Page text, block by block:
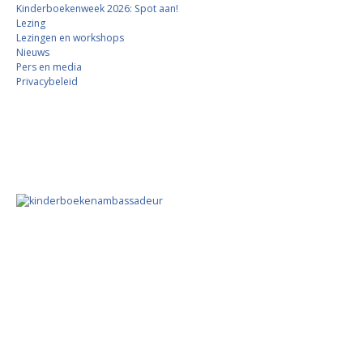
Kinderboekenweek 2026: Spot aan!
Lezing
Lezingen en workshops
Nieuws
Pers en media
Privacybeleid